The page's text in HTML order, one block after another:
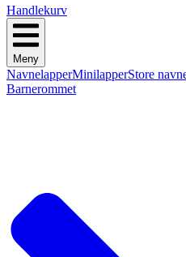
Handlekurv
Meny
NavnelapperMinilapperStore
Barnerommet